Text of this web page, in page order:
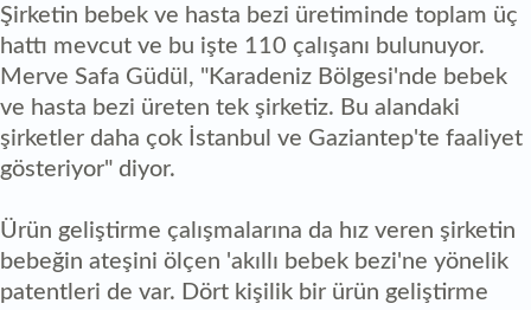
Şirketin bebek ve hasta bezi üretiminde toplam üç
hattı mevcut ve bu işte 110 çalışanı bulunuyor.
Merve Safa Güdül, "Karadeniz Bölgesi'nde bebek
ve hasta bezi üreten tek şirketiz. Bu alandaki
şirketler daha çok İstanbul ve Gaziantep'te faaliyet
gösteriyor" diyor.
Ürün geliştirme çalışmalarına da hız veren şirketin
bebeğin ateşini ölçen 'akıllı bebek bezi'ne yönelik
patentleri de var. Dört kişilik bir ürün geliştirme